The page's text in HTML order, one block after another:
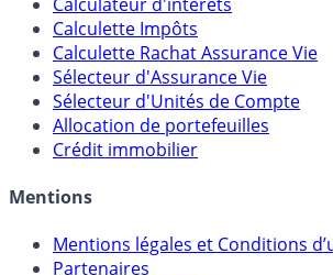
Calculateur d'intérêts
Calculette Impôts
Calculette Rachat Assurance Vie
Sélecteur d'Assurance Vie
Sélecteur d'Unités de Compte
Crédit immobilier
Mentions